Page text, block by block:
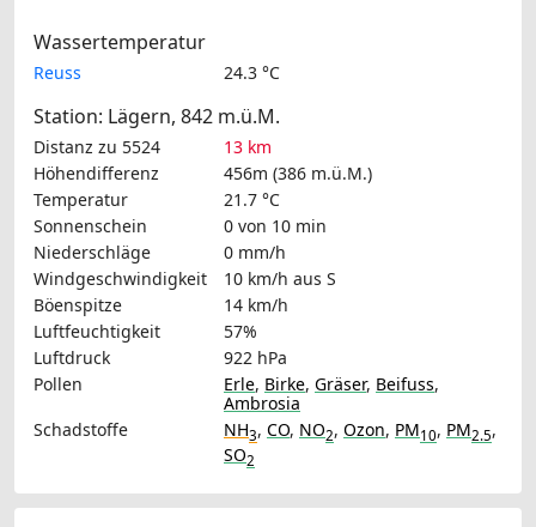
Wassertemperatur
Reuss 24.3 °C
Station: Lägern, 842 m.ü.M.
Distanz zu 5524
13 km
Höhendifferenz
456m (386 m.ü.M.)
Temperatur
21.7 °C
Sonnenschein
0 von 10 min
Niederschläge
0 mm/h
Windgeschwindigkeit
10 km/h aus S
Böenspitze
14 km/h
Luftfeuchtigkeit
57%
Luftdruck
922 hPa
Pollen
Erle, Birke, Gräser, Beifuss,
Ambrosia
Schadstoffe
NH3, CO, NO2, Ozon, PM10, PM2.5,
SO2